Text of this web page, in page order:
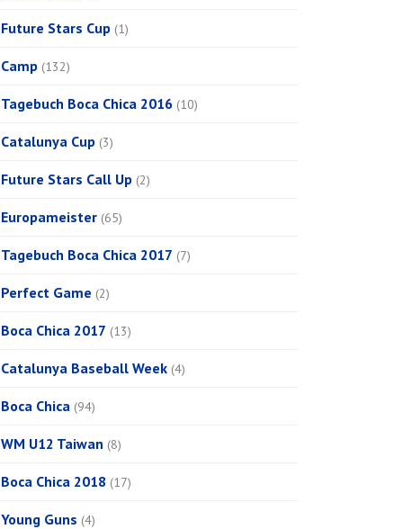
Future Stars Cup (1)
Camp (132)
Tagebuch Boca Chica 2016 (10)
Catalunya Cup (3)
Future Stars Call Up (2)
Europameister (65)
Tagebuch Boca Chica 2017 (7)
Perfect Game (2)
Boca Chica 2017 (13)
Catalunya Baseball Week (4)
Boca Chica (94)
WM U12 Taiwan (8)
Boca Chica 2018 (17)
Young Guns (4)